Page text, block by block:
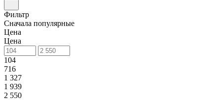
Фильтр
Сначала популярные
Цена
Цена
104
716
1 327
1 939
2 550